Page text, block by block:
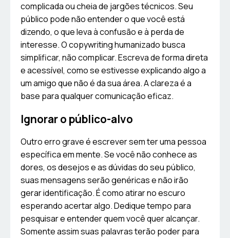
complicada ou cheia de jargões técnicos. Seu
público pode não entender o que você está
dizendo, o que leva à confusão e à perda de
interesse. O copywriting humanizado busca
simplificar, não complicar. Escreva de forma direta
e acessível, como se estivesse explicando algo a
um amigo que não é da sua área. A clareza é a
base para qualquer comunicação eficaz.
Ignorar o público-alvo
Outro erro grave é escrever sem ter uma pessoa
específica em mente. Se você não conhece as
dores, os desejos e as dúvidas do seu público,
suas mensagens serão genéricas e não irão
gerar identificação. É como atirar no escuro
esperando acertar algo. Dedique tempo para
pesquisar e entender quem você quer alcançar.
Somente assim suas palavras terão poder para